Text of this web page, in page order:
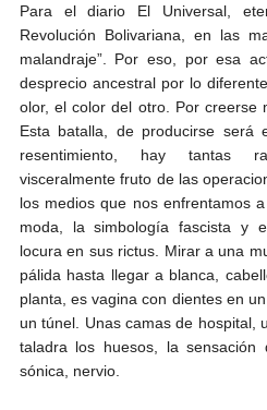
Para el diario El Universal,
Revolución Bolivariana, en las
malandraje”. Por eso, por esa
desprecio ancestral por lo
olor, el color del otro. Por creerse
Esta batalla, de producirse será
resentimiento, hay tantas
visceralmente fruto de las
los medios que nos enfrentamos
moda, la simbología fascista y
locura en sus rictus. Mirar a una
pálida hasta llegar a blanca,
planta, es vagina con dientes en
un túnel. Unas camas de hospital,
taladra los huesos, la
sónica, nervio.